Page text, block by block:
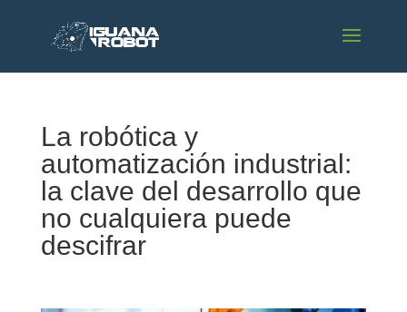
La robótica y
automatización industrial:
la clave del desarrollo que
no cualquiera puede
descifrar